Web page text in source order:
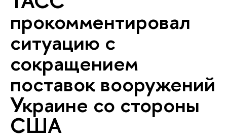
прокомментировал
ситуацию с
сокращением
поставок вооружений
Украине со стороны
США